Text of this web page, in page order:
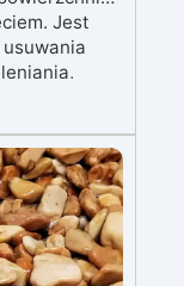
Jest
drobnych
Ten krem
środki
mniejszej i
na
sprawiać